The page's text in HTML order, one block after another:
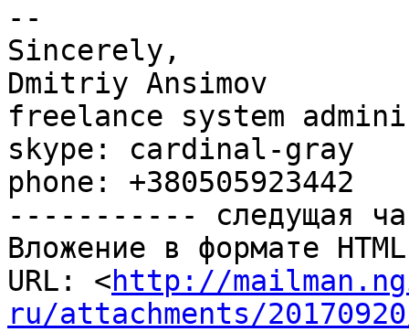
--
Sincerely,
Dmitriy Ansimov
freelance system
skype: cardinal-gray
phone: +380505923442
----------- следущая
Вложение в формате
URL: <http://
ru/attachments/